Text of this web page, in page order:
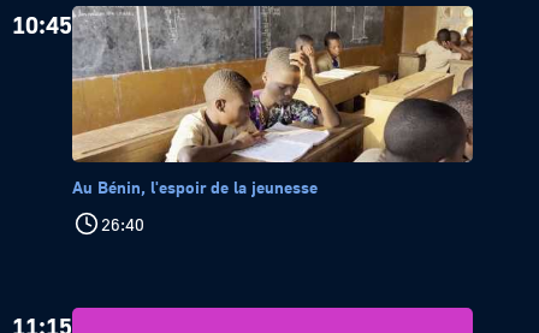
10:45
Au Bénin, l'espoir de la jeunesse
26:40
11:15